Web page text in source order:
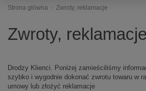
Strona główna Zwroty, reklamacje
Zwroty, reklamacje
Drodzy Klienci. Poniżej zamieściliśmy
szybko i wygodnie dokonać zwrotu towaru w
umowy lub złożyć reklamacje